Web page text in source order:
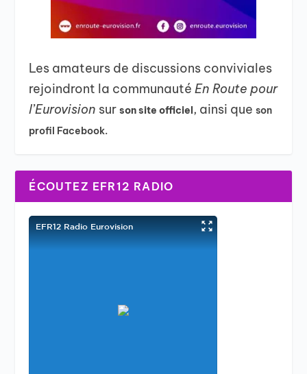
Les amateurs de discussions conviviales
rejoindront la communautéEn Route pour
l’Eurovision surson site officiel, ainsi queson
profil Facebook.
ÉCOUTEZ EFR12 RADIO